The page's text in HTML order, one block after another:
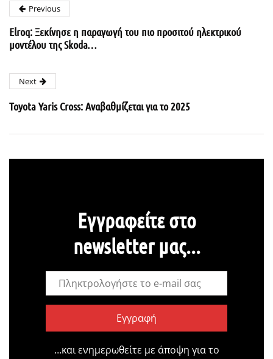
Previous
Elroq: Ξεκίνησε η παραγωγή του πιο προσιτού ηλεκτρικού
μοντέλου της Skoda…
Next
Toyota Yaris Cross: Αναβαθμίζεται για το 2025
Εγγραφείτε στο
newsletter μας...
Εγγραφή
…και ενημερωθείτε με άποψη για το